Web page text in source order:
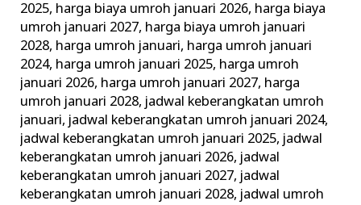
2025, harga biaya umroh januari 2026, harga biaya
umroh januari 2027, harga biaya umroh januari
2028, harga umroh januari, harga umroh januari
2024, harga umroh januari 2025, harga umroh
januari 2026, harga umroh januari 2027, harga
umroh januari 2028, jadwal keberangkatan umroh
januari, jadwal keberangkatan umroh januari 2024,
jadwal keberangkatan umroh januari 2025, jadwal
keberangkatan umroh januari 2026, jadwal
keberangkatan umroh januari 2027, jadwal
keberangkatan umroh januari 2028, jadwal umroh